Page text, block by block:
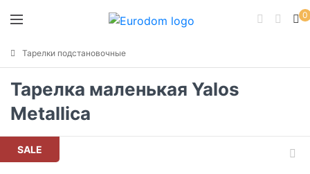
0
Тарелки подстановочные
Тарелка маленькая Yalos
Metallica
SALE